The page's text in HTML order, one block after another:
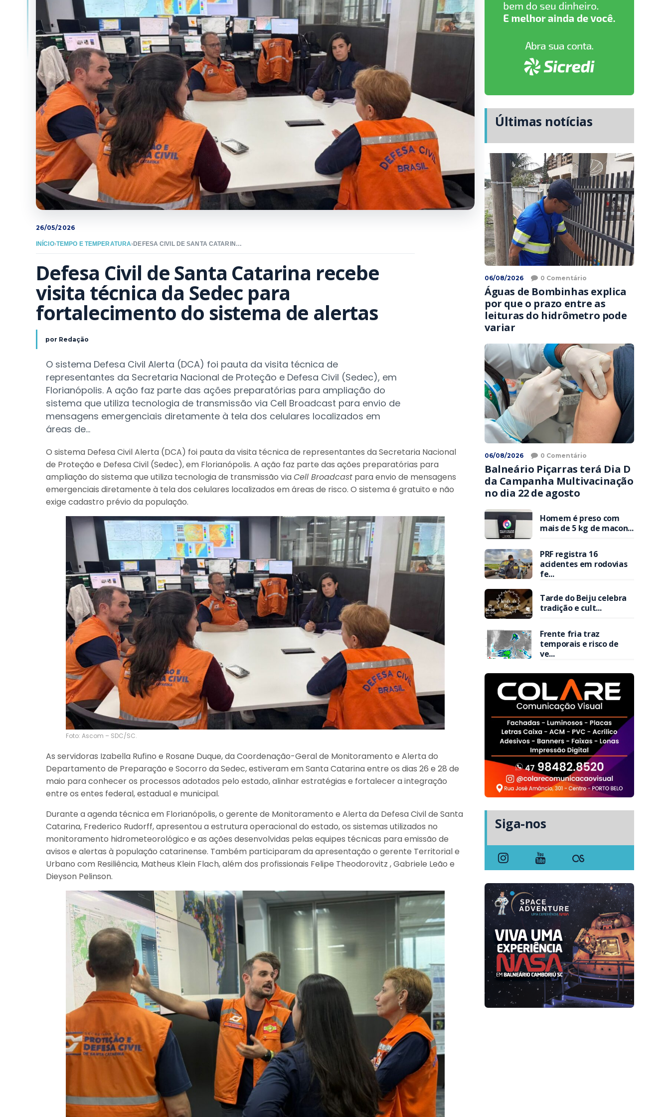
26/05/2026
INÍCIO›TEMPO E TEMPERATURA› DEFESA CIVIL DE SANTA CATARINA RECEBE VISITA TÉCNICA DA SEDEC PARA FORTALECIMENTO DO SISTEMA DE ALERTAS
Defesa Civil de Santa Catarina recebe
visita técnica da Sedec para
fortalecimento do sistema de alertas
por Redação
O sistema Defesa Civil Alerta (DCA) foi pauta da visita técnica de
representantes da Secretaria Nacional de Proteção e Defesa Civil (Sedec), em
Florianópolis. A ação faz parte das ações preparatórias para ampliação do
sistema que utiliza tecnologia de transmissão via Cell Broadcast para envio de
mensagens emergenciais diretamente à tela dos celulares localizados em
áreas de...
O sistema Defesa Civil Alerta (DCA) foi pauta da visita técnica de representantes da Secretaria Nacional
de Proteção e Defesa Civil (Sedec), em Florianópolis. A ação faz parte das ações preparatórias para
ampliação do sistema que utiliza tecnologia de transmissão viaCell Broadcast para envio de mensagens
emergenciais diretamente à tela dos celulares localizados em áreas de risco. O sistema é gratuito e não
exige cadastro prévio da população.
Foto: Ascom – SDC/SC.
As servidoras Izabella Rufino e Rosane Duque, da Coordenação-Geral de Monitoramento e Alerta do
Departamento de Preparação e Socorro da Sedec, estiveram em Santa Catarina entre os dias 26 e 28 de
maio para conhecer os processos adotados pelo estado, alinhar estratégias e fortalecer a integração
entre os entes federal, estadual e municipal.
Durante a agenda técnica em Florianópolis, o gerente de Monitoramento e Alerta da Defesa Civil de Santa
Catarina, Frederico Rudorff, apresentou a estrutura operacional do estado, os sistemas utilizados no
monitoramento hidrometeorológico e as ações desenvolvidas pelas equipes técnicas para emissão de
avisos e alertas à população catarinense. Também participaram da apresentação o gerente Territorial e
Urbano com Resiliência, Matheus Klein Flach, além dos profissionais Felipe Theodorovitz , Gabriele Leão e
Dieyson Pelinson.
Últimas notícias
06/08/2026 0 Comentário
Águas de Bombinhas explica
por que o prazo entre as
leituras do hidrômetro pode
variar
06/08/2026 0 Comentário
Balneário Piçarras terá Dia D
da Campanha Multivacinação
no dia 22 de agosto
Homem é preso com
mais de 5 kg de macon...
PRF registra 16
acidentes em rodovias
fe...
Tarde do Beiju celebra
tradição e cult...
Frente fria traz
temporais e risco de
ve...
Siga-nos